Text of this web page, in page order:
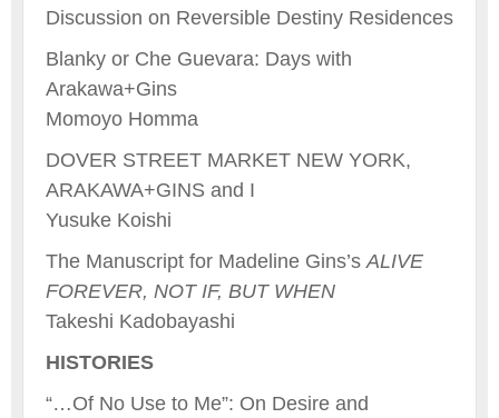
Discussion on Reversible Destiny Residences
Blanky or Che Guevara: Days with
Arakawa+Gins
Momoyo Homma
DOVER STREET MARKET NEW YORK,
ARAKAWA+GINS and I
Yusuke Koishi
The Manuscript for Madeline Gins’s ALIVE
FOREVER, NOT IF, BUT WHEN
Takeshi Kadobayashi
HISTORIES
“…Of No Use to Me”: On Desire and